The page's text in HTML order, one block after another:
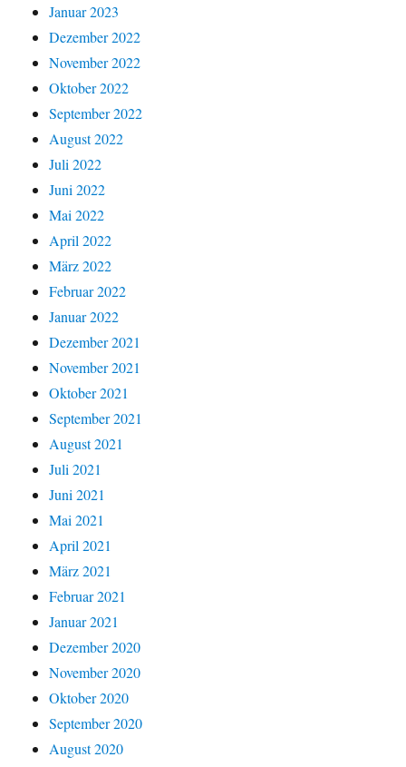
Januar 2023
Dezember 2022
November 2022
Oktober 2022
September 2022
August 2022
Juli 2022
Juni 2022
Mai 2022
April 2022
März 2022
Februar 2022
Januar 2022
Dezember 2021
November 2021
Oktober 2021
September 2021
August 2021
Juli 2021
Juni 2021
Mai 2021
April 2021
März 2021
Februar 2021
Januar 2021
Dezember 2020
November 2020
Oktober 2020
September 2020
August 2020